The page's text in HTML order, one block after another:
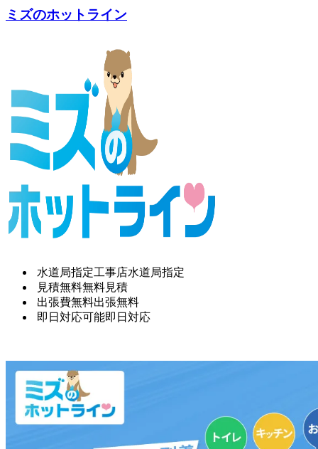
ミズのホットライン
水道局指定工事店水道局指定
見積無料無料見積
出張費無料出張無料
即日対応可能即日対応